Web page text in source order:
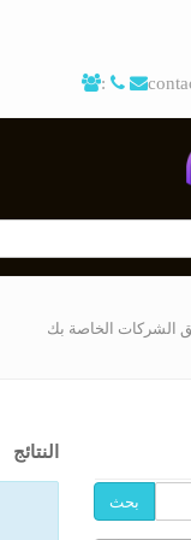
:
الشركات الخاصة بك
بحث
النتائج